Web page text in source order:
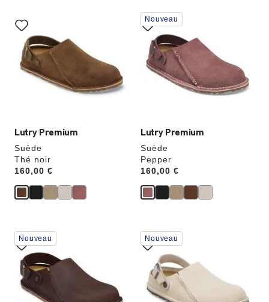
Lutry Premium
Suède
Thé noir
Price:
160,00 €
sur
les
échantillons
couleurs
modifiera
Lutry Premium
Suède
Pepper
Price:
160,00 €
Cliquer
sur
les
échantillons
couleurs
modifiera
Nouveau
Cliquer
sur
les
échantillons
de
couleurs
modifiera
Nouveau
Cliquer
sur
les
échantillons
couleurs
modifiera
Nouveau